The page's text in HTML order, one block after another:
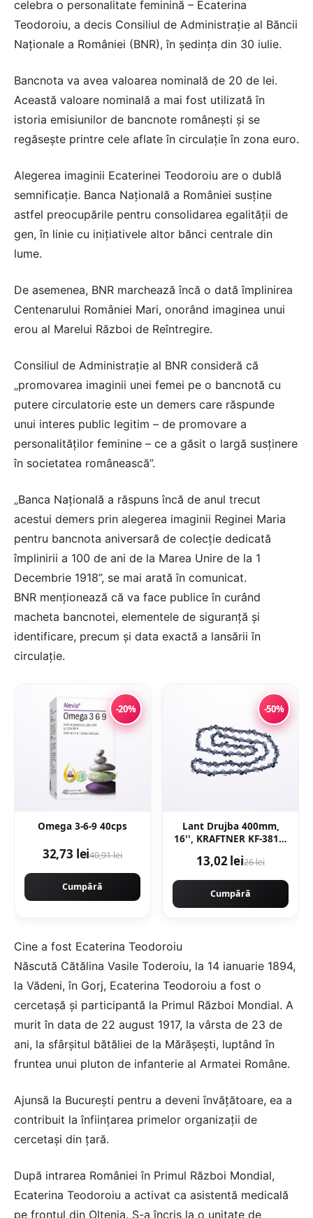
celebra o personalitate feminină – Ecaterina
Teodoroiu, a decis Consiliul de Administraţie al Băncii
Naţionale a României (BNR), în şedinţa din 30 iulie.
Bancnota va avea valoarea nominală de 20 de lei.
Această valoare nominală a mai fost utilizată în
istoria emisiunilor de bancnote româneşti şi se
regăseşte printre cele aflate în circulaţie în zona euro.
Alegerea imaginii Ecaterinei Teodoroiu are o dublă
semnificaţie. Banca Naţională a României susţine
astfel preocupările pentru consolidarea egalităţii de
gen, în linie cu iniţiativele altor bănci centrale din
lume.
De asemenea, BNR marchează încă o dată împlinirea
Centenarului României Mari, onorând imaginea unui
erou al Marelui Război de Reîntregire.
Consiliul de Administraţie al BNR consideră că
„promovarea imaginii unei femei pe o bancnotă cu
putere circulatorie este un demers care răspunde
unui interes public legitim – de promovare a
personalităţilor feminine – ce a găsit o largă susţinere
în societatea românească”.
„Banca Naţională a răspuns încă de anul trecut
acestui demers prin alegerea imaginii Reginei Maria
pentru bancnota aniversară de colecţie dedicată
împlinirii a 100 de ani de la Marea Unire de la 1
Decembrie 1918”, se mai arată în comunicat.
BNR menționează că va face publice în curând
macheta bancnotei, elementele de siguranţă şi
identificare, precum şi data exactă a lansării în
circulaţie.
-20%
Omega 3-6-9 40cps
32,73 lei40,91 lei
Cumpără
-50%
Lant Drujba 400mm,
16'', KRAFTNER KF-3817,
0.325 motofierastrau
13,02 lei26 lei
Cumpără
Cine a fost Ecaterina Teodoroiu
Născută Cătălina Vasile Toderoiu, la 14 ianuarie 1894,
la Vădeni, în Gorj, Ecaterina Teodoroiu a fost o
cercetașă și participantă la Primul Război Mondial. A
murit în data de 22 august 1917, la vârsta de 23 de
ani, la sfârșitul bătăliei de la Mărășești, luptând în
fruntea unui pluton de infanterie al Armatei Române.
Ajunsă la București pentru a deveni învățătoare, ea a
contribuit la înființarea primelor organizații de
cercetași din țară.
După intrarea României în Primul Război Mondial,
Ecaterina Teodoroiu a activat ca asistentă medicală
pe frontul din Oltenia. S-a încris la o unitate de